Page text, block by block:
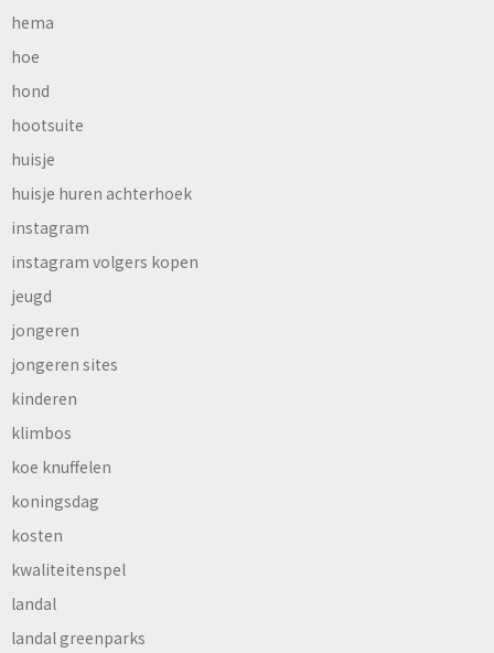
hema
hoe
hond
hootsuite
huisje
huisje huren achterhoek
instagram
instagram volgers kopen
jeugd
jongeren
jongeren sites
kinderen
klimbos
koe knuffelen
koningsdag
kosten
kwaliteitenspel
landal
landal greenparks